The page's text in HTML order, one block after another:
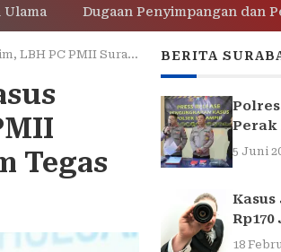
Dugaan Penyimpangan dan
Penegakan Hukum Tegas
Tegas
BERITA
Perak
5 Juni
18